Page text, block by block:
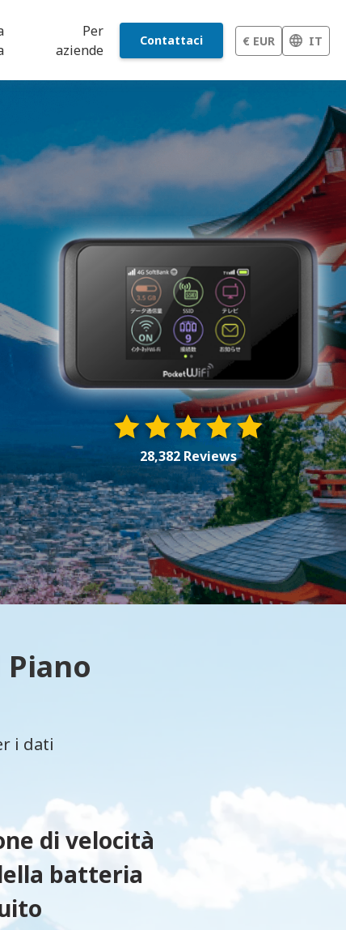
Per
aziende
Contattaci € EUR IT
28,382 Reviews
i dati
di velocità
batteria